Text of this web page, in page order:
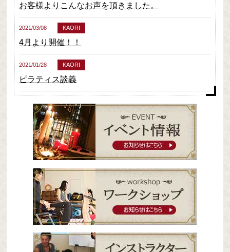
お客様よりこんなお声を頂きました。
2021/03/08 KAORI
4月より開催！！
2021/01/28 KAORI
ピラティス談義